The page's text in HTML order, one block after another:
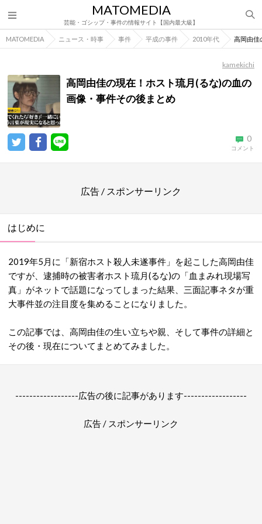
MATOMEDIA
芸能・ゴシップ・事件の情報サイト【国内最大級】
MATOMEDIA ニュース・時事 事件 平成の事件 2010年代 高岡由佳
kamekichi
高岡由佳の現在！ホスト琉月(るな)の血の
画像・事件その後まとめ
0
コメント
広告 / スポンサーリンク
はじめに
2019年5月に「新宿ホスト殺人未遂事件」を起こした高岡由佳
ですが、逮捕時の被害者ホスト琉月(るな)の「血まみれ現場写
真」がネットで話題になってしまった結果、三面記事ネタが重
大事件並の注目度を集めることになりました。
この記事では、高岡由佳の生い立ちや親、そして事件の詳細と
その後・現在についてまとめてみました。
------------------広告の後に記事があります------------------
広告 / スポンサーリンク